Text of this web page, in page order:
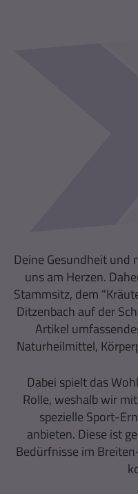
Deine Gesundheit und
uns am Herzen.
Stammsitz, dem
Ditzenbach auf der
Artikel
Naturheilmittel,
Dabei spielt das
Rolle, weshalb wir
spezielle Sport-
anbieten. Diese ist
Bedürfnisse im